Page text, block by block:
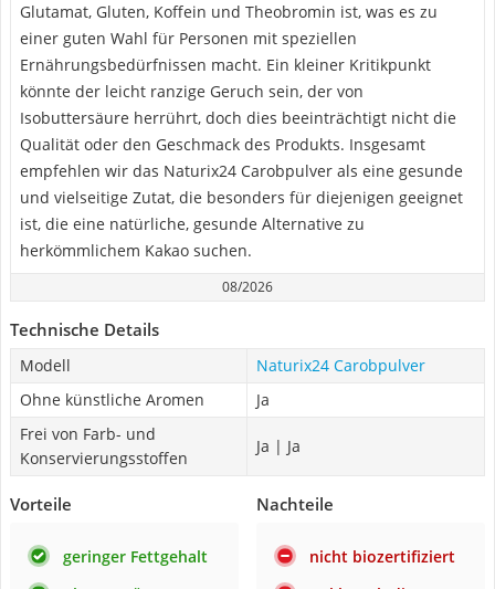
Glutamat, Gluten, Koffein und Theobromin ist, was es zu
einer guten Wahl für Personen mit speziellen
Ernährungsbedürfnissen macht. Ein kleiner Kritikpunkt
könnte der leicht ranzige Geruch sein, der von
Isobuttersäure herrührt, doch dies beeinträchtigt nicht die
Qualität oder den Geschmack des Produkts. Insgesamt
empfehlen wir das Naturix24 Carobpulver als eine gesunde
und vielseitige Zutat, die besonders für diejenigen geeignet
ist, die eine natürliche, gesunde Alternative zu
herkömmlichem Kakao suchen.
08/2026
Technische Details
Modell
Naturix24 Carobpulver
Ohne künstliche Aromen
Ja
Frei von Farb- und
Konservierungsstoffen
Ja | Ja
Vorteile
geringer Fettgehalt
Nachteile
nicht biozertifiziert